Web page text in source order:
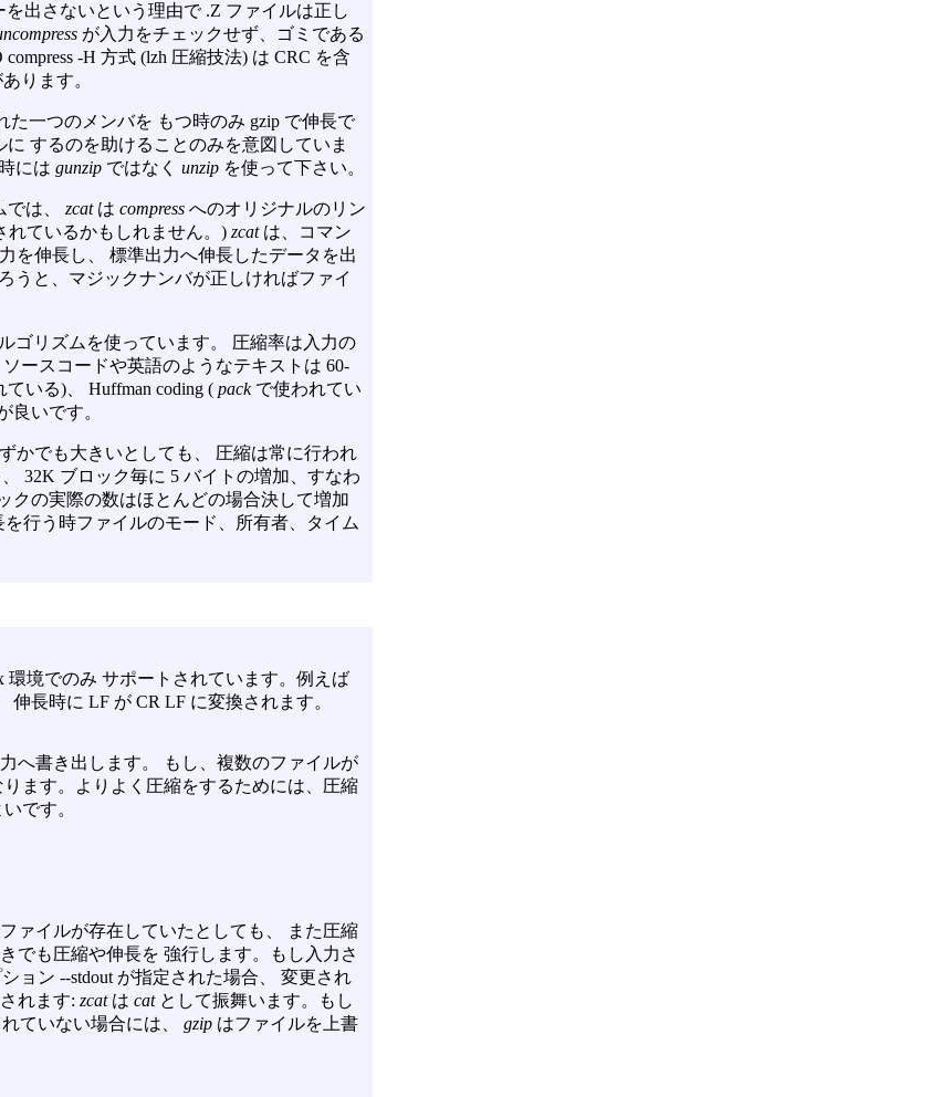
を出さないという理由で .Z ファイルは正し
が入力をチェックせず、ゴミである
-H 方式 (lzh 圧縮技法) は CRC を含
ります。
た一つのメンバを もつ時のみ gzip で伸長で
に するのを助けることのみを意図していま
には gunzip ではなく unzip を使って下さい。
では、 zcatは compress へのオリジナルのリン
ているかもしれません。) zcatは、コマン
を伸長し、 標準出力へ伸長したデータを出
うと、マジックナンバが正しければファイ
ゴリズムを使っています。 圧縮率は入力の
ースコードや英語のようなテキストは 60-
ている)、 Huffman coding ( packで使われてい
良いです。
かでも大きいとしても、 圧縮は常に行われ
32K ブロック毎に 5 バイトの増加、すなわ
クの実際の数はほとんどの場合決して増加
を行う時ファイルのモード、所有者、タイム
境でのみ サポートされています。例えば
長時に LF が CR LF に変換されます。
へ書き出します。 もし、複数のファイルが
ます。よりよく圧縮をするためには、圧縮
です。
ァイルが存在していたとしても、 また圧縮
でも圧縮や伸長を 強行します。もし入力さ
ョン --stdout が指定された場合、 変更され
れます: zcatは catとして振舞います。もし
ていない場合には、 gzip はファイルを上書